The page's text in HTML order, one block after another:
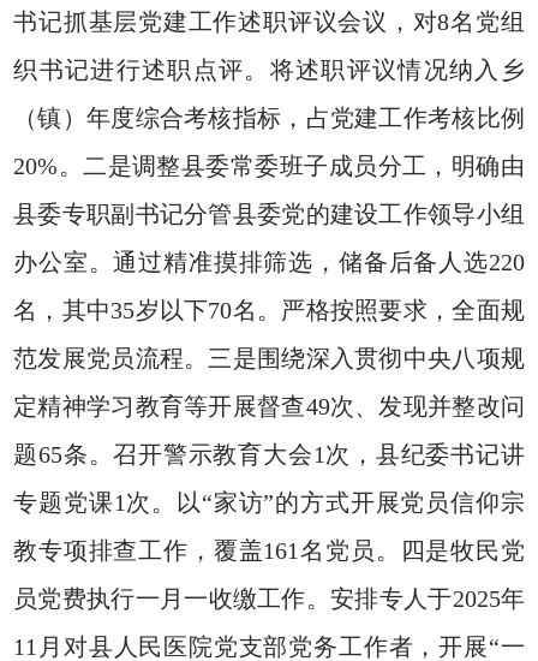
书记抓基层党建工作述职评议会议，对8名党组
织书记进行述职点评。将述职评议情况纳入乡
（镇）年度综合考核指标，占党建工作考核比例
20%。二是调整县委常委班子成员分工，明确由
县委专职副书记分管县委党的建设工作领导小组
办公室。通过精准摸排筛选，储备后备人选220
名，其中35岁以下70名。严格按照要求，全面规
范发展党员流程。三是围绕深入贯彻中央八项规
定精神学习教育等开展督查49次、发现并整改问
题65条。召开警示教育大会1次，县纪委书记讲
专题党课1次。以“家访”的方式开展党员信仰宗
教专项排查工作，覆盖161名党员。四是牧民党
员党费执行一月一收缴工作。安排专人于2025年
11月对县人民医院党支部党务工作者，开展“一